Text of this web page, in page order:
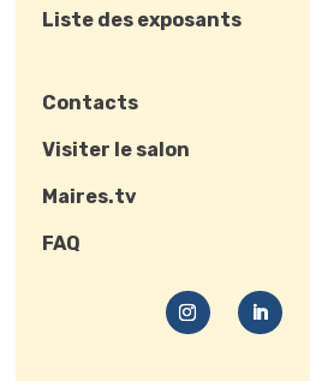
Liste des exposants
Contacts
Visiter le salon
Maires.tv
FAQ